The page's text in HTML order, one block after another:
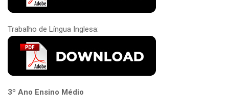
Trabalho de Língua Inglesa:
3º Ano Ensino Médio